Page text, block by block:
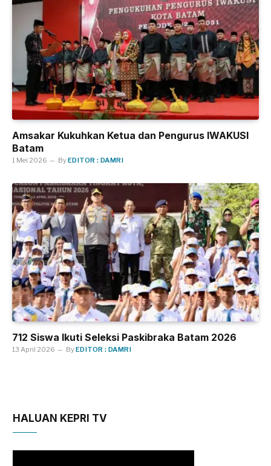
Amsakar Kukuhkan Ketua dan Pengurus IWAKUSI
Batam
1 Mei 2026 ByEDITOR : DAMRI
712 Siswa Ikuti Seleksi Paskibraka Batam 2026
13 April 2026 ByEDITOR : DAMRI
HALUAN KEPRI TV